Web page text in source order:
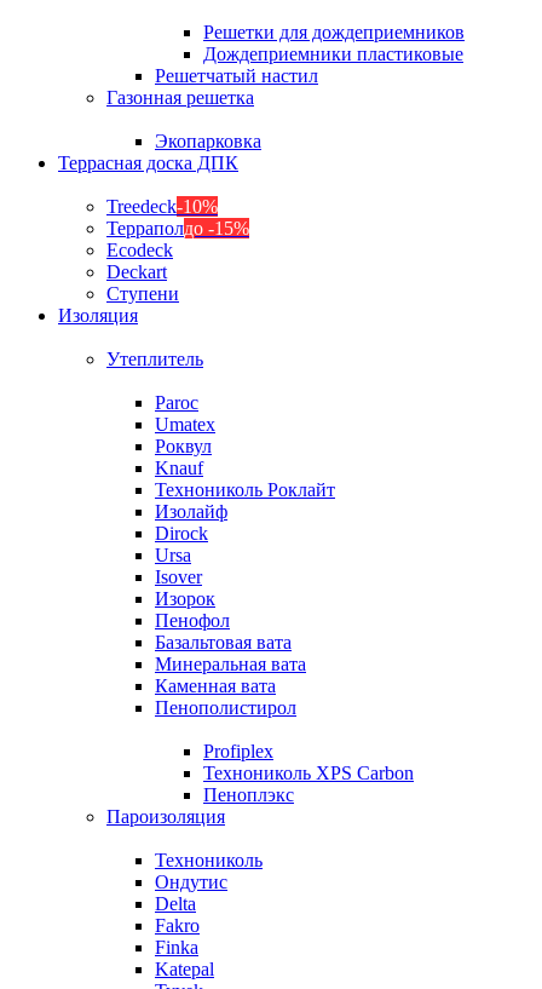
Решетки для дождеприемников
Дождеприемники пластиковые
Решетчатый настил
Газонная решетка
Экопарковка
Террасная доска ДПК
Treedeck-10%
Терраполдо -15%
Ecodeck
Deckart
Ступени
Изоляция
Утеплитель
Paroc
Umatex
Роквул
Knauf
Технониколь Роклайт
Изолайф
Dirock
Ursa
Isover
Изорок
Пенофол
Базальтовая вата
Минеральная вата
Каменная вата
Пенополистирол
Profiplex
Технониколь XPS Carbon
Пеноплэкс
Пароизоляция
Технониколь
Ондутис
Delta
Fakro
Finka
Katepal